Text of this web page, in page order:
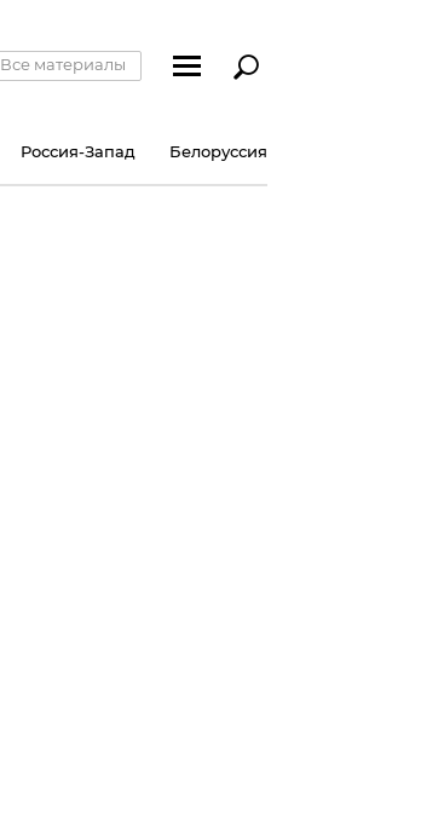
Все материалы
Россия-Запад Белоруссия